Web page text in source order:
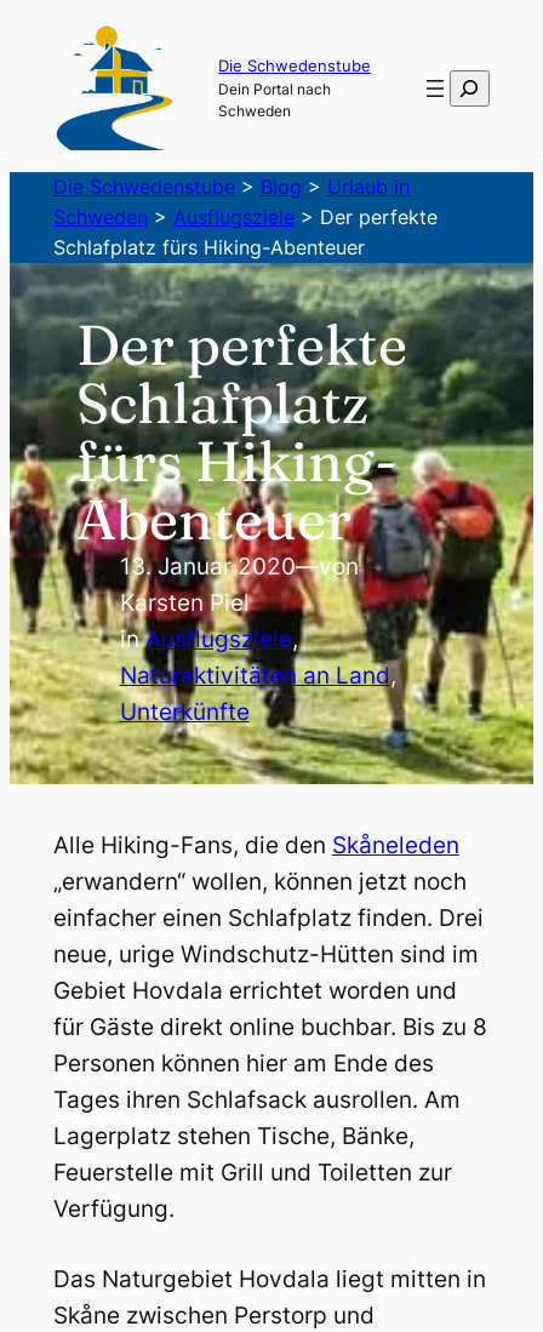
springen
Die Schwedenstube
Dein Portal nach
Schweden
Suchen
Die Schwedenstube> Blog > Urlaub in
Schweden > Ausflugsziele> Der perfekte
Schlafplatz fürs Hiking-Abenteuer
Der perfekte
Schlafplatz
fürs Hiking-
Abenteuer
13. Januar 2020—von
Karsten Piel
inAusflugsziele ,
Naturaktivitäten an Land ,
Unterkünfte
Alle Hiking-Fans, die den Skåneleden
„erwandern“ wollen, können jetzt noch
einfacher einen Schlafplatz finden. Drei
neue, urige Windschutz-Hütten sind im
Gebiet Hovdala errichtet worden und
für Gäste direkt online buchbar. Bis zu 8
Personen können hier am Ende des
Tages ihren Schlafsack ausrollen. Am
Lagerplatz stehen Tische, Bänke,
Feuerstelle mit Grill und Toiletten zur
Verfügung.
Das Naturgebiet Hovdala liegt mitten in
Skåne zwischen Perstorp und